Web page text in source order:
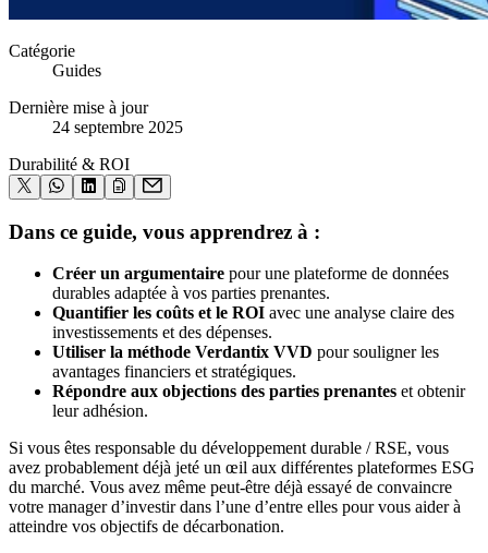
Catégorie
Guides
Dernière mise à jour
24 septembre 2025
Durabilité & ROI
Dans ce guide, vous apprendrez à :
Créer un argumentaire pour une plateforme de données
durables adaptée à vos parties prenantes.
Quantifier les coûts et le ROI avec une analyse claire des
investissements et des dépenses.
Utiliser la méthode Verdantix VVD pour souligner les
avantages financiers et stratégiques.
Répondre aux objections des parties prenantes et obtenir
leur adhésion.
Si vous êtes responsable du développement durable / RSE, vous
avez probablement déjà jeté un œil aux différentes plateformes ESG
du marché. Vous avez même peut-être déjà essayé de convaincre
votre manager d’investir dans l’une d’entre elles pour vous aider à
atteindre vos objectifs de décarbonation.